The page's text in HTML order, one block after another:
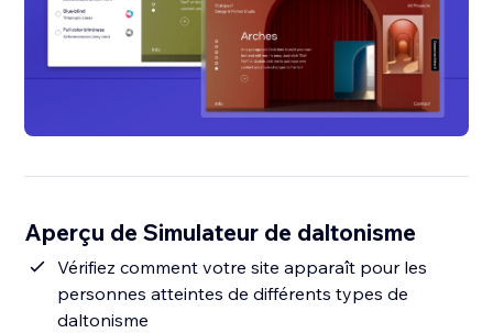
Aperçu de Simulateur de daltonisme
Vérifiez comment votre site apparaît pour les
personnes atteintes de différents types de
daltonisme